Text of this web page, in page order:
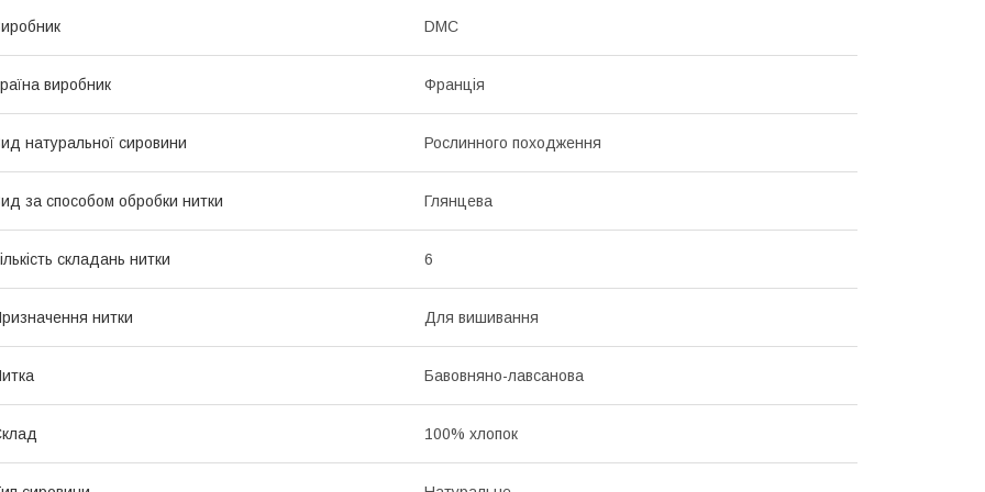
DMC
виробник Франція
натуральної сировини Рослинного походження
за способом обробки нитки Глянцева
складань нитки 6
нитки Для вишивання
Бавовняно-лавсанова
100% хлопок